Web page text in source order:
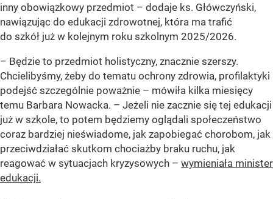
inny obowiązkowy przedmiot – dodaje ks. Główczyński,
nawiązując do edukacji zdrowotnej, która ma trafić
do szkół już w kolejnym roku szkolnym 2025/2026.
– Będzie to przedmiot holistyczny, znacznie szerszy.
Chcielibyśmy, żeby do tematu ochrony zdrowia, profilaktyki
podejść szczególnie poważnie – mówiła kilka miesięcy
temu Barbara Nowacka. – Jeżeli nie zacznie się tej edukacji
już w szkole, to potem będziemy oglądali społeczeństwo
coraz bardziej nieświadome, jak zapobiegać chorobom, jak
przeciwdziałać skutkom chociażby braku ruchu, jak
reagować w sytuacjach kryzysowych – wymieniała minister
edukacji.